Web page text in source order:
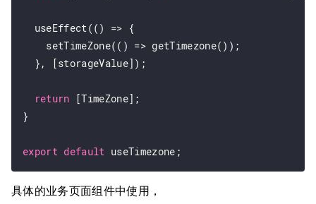
  useEffect(() => {
    setTimeZone(() => getTimezone());
  }, [storageValue]);
return [TimeZone];
}
export default
具体的业务页面组件中使用，